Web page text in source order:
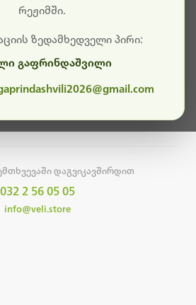
იქნება. გმადლობთ
დაგვიკავშირდით
032 2 56 05 05
info@veli.store
რეჟიმში.
ზედამხედველი პირი:
გაფრინდაშვილი